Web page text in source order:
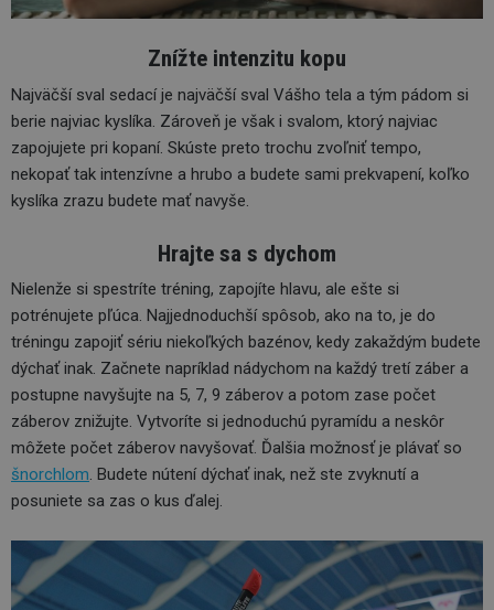
Znížte intenzitu kopu
Najväčší sval sedací je najväčší sval Vášho tela a tým pádom si
berie najviac kyslíka. Zároveň je však i svalom, ktorý najviac
zapojujete pri kopaní. Skúste preto trochu zvoľniť tempo,
nekopať tak intenzívne a hrubo a budete sami prekvapení, koľko
kyslíka zrazu budete mať navyše.
Hrajte sa s dychom
Nielenže si spestríte tréning, zapojíte hlavu, ale ešte si
potrénujete pľúca. Najjednoduchší spôsob, ako na to, je do
tréningu zapojiť sériu niekoľkých bazénov, kedy zakaždým budete
dýchať inak. Začnete napríklad nádychom na každý tretí záber a
postupne navyšujte na 5, 7, 9 záberov a potom zase počet
záberov znižujte. Vytvoríte si jednoduchú pyramídu a neskôr
môžete počet záberov navyšovať. Ďalšia možnosť je plávať so
šnorchlom. Budete nútení dýchať inak, než ste zvyknutí a
posuniete sa zas o kus ďalej.